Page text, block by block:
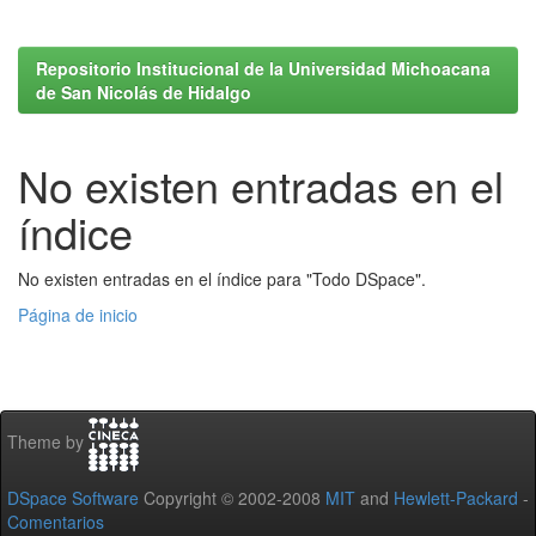
Repositorio Institucional de la Universidad Michoacana
de San Nicolás de Hidalgo
No existen entradas en el
índice
No existen entradas en el índice para "Todo DSpace".
Página de inicio
Theme by
DSpace Software Copyright © 2002-2008 MIT and Hewlett-Packard -
Comentarios